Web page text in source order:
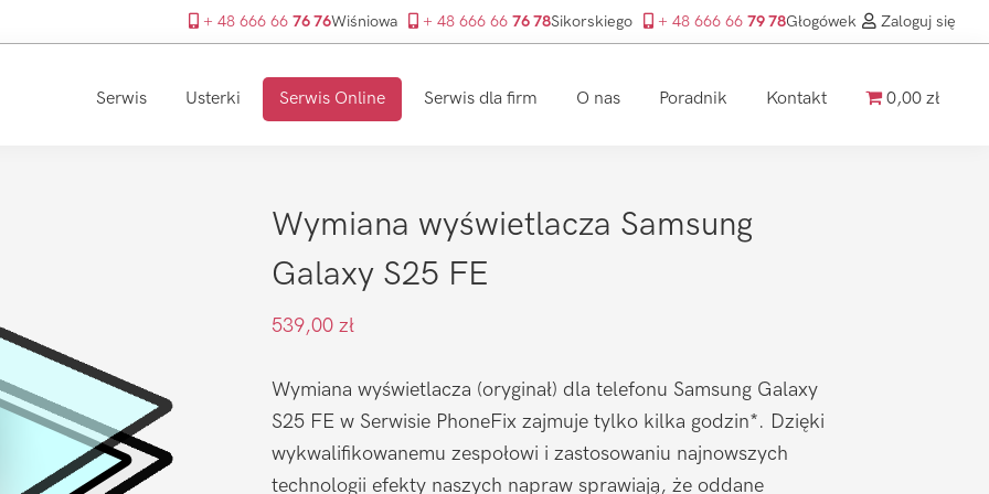
+ 48 666 66 76 76Wiśniowa + 48 666 66 76 78Sikorskiego + 48 666 66 79 78Głogówek Zaloguj się
Serwis Usterki Serwis Online Serwis dla firm O nas Poradnik Kontakt 0,00 zł
Wymiana wyświetlacza Samsung
Galaxy S25 FE
539,00 zł
Wymiana wyświetlacza (oryginał) dla telefonu Samsung Galaxy
S25 FE w Serwisie PhoneFix zajmuje tylko kilka godzin*. Dzięki
wykwalifikowanemu zespołowi i zastosowaniu najnowszych
technologii efekty naszych napraw sprawiają, że oddane